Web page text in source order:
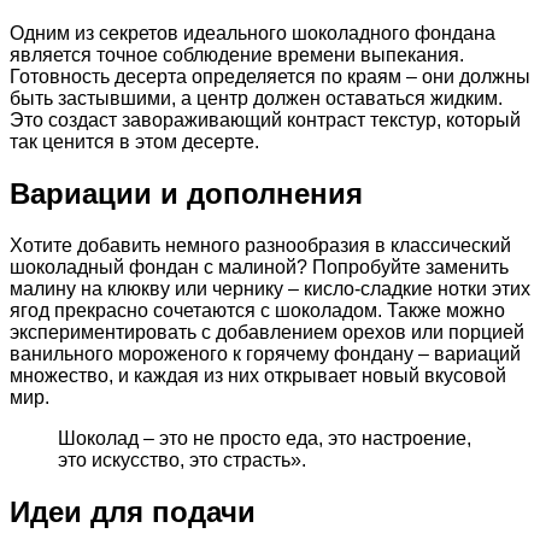
Одним из секретов идеального шоколадного фондана
является точное соблюдение времени выпекания.
Готовность десерта определяется по краям – они должны
быть застывшими, а центр должен оставаться жидким.
Это создаст завораживающий контраст текстур, который
так ценится в этом десерте.
Вариации и дополнения
Хотите добавить немного разнообразия в классический
шоколадный фондан с малиной? Попробуйте заменить
малину на клюкву или чернику – кисло-сладкие нотки этих
ягод прекрасно сочетаются с шоколадом. Также можно
экспериментировать с добавлением орехов или порцией
ванильного мороженого к горячему фондану – вариаций
множество, и каждая из них открывает новый вкусовой
мир.
Шоколад – это не просто еда, это настроение,
это искусство, это страсть».
Идеи для подачи